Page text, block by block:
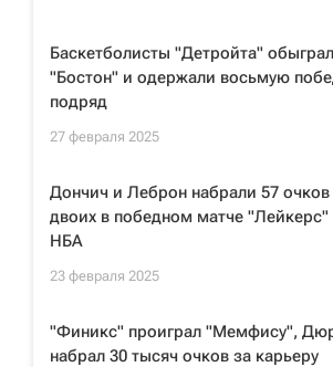
Баскетболисты "Детройта"
"Бостон" и одержали восьмую
подряд
27 февраля 2025
Дончич и Леброн набрали 57 очков
двоих в победном матче "Лейкерс"
НБА
23 февраля 2025
"Финикс" проиграл "Мемфису",
набрал 30 тысяч очков за карьеру